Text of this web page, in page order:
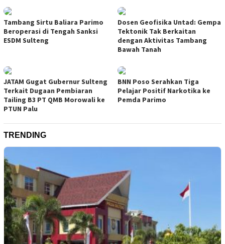
Tambang Sirtu Baliara Parimo
Beroperasi di Tengah Sanksi
ESDM Sulteng
Dosen Geofisika Untad: Gempa
Tektonik Tak Berkaitan
dengan Aktivitas Tambang
Bawah Tanah
JATAM Gugat Gubernur Sulteng
Terkait Dugaan Pembiaran
Tailing B3 PT QMB Morowali ke
PTUN Palu
BNN Poso Serahkan Tiga
Pelajar Positif Narkotika ke
Pemda Parimo
TRENDING